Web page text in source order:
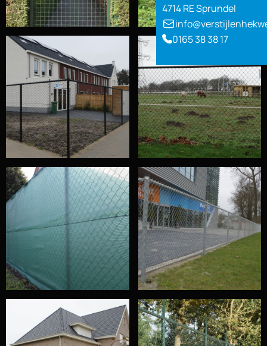
4714 RE Sprundel
0165 38 38 17